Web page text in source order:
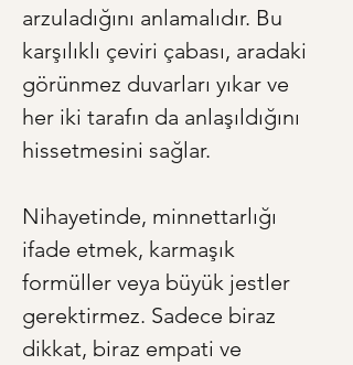
arzuladığını anlamalıdır. Bu
karşılıklı çeviri çabası, aradaki
görünmez duvarları yıkar ve
her iki tarafın da anlaşıldığını
hissetmesini sağlar.
Nihayetinde, minnettarlığı
ifade etmek, karmaşık
formüller veya büyük jestler
gerektirmez. Sadece biraz
dikkat, biraz empati ve